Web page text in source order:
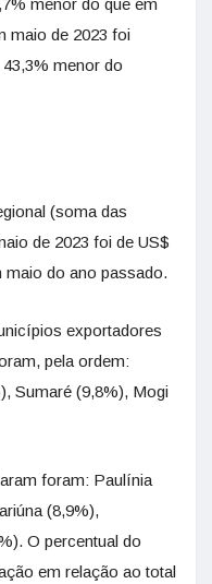
menor do que em
maio de 2023 foi
menor do
(soma das
de 2023 foi de US$
maio do ano passado.
exportadores
pela ordem:
Sumaré (9,8%), Mogi
foram: Paulínia
(8,9%),
O percentual do
em relação ao total